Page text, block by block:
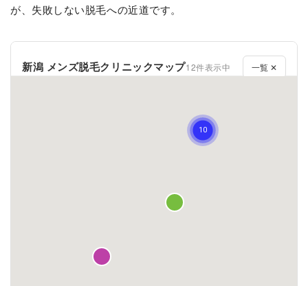
が、失敗しない脱毛への近道です。
新潟 メンズ脱毛クリニックマップ12件表示中 一覧 ✕